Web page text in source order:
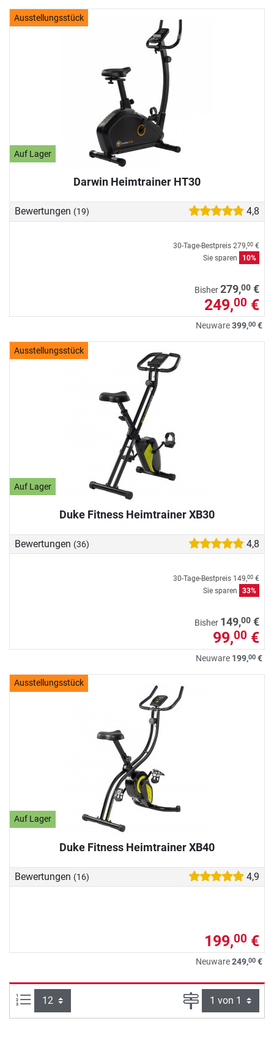
Ausstellungsstück
Auf Lager
Darwin Heimtrainer HT30
Bewertungen (19) 4,8
30-Tage-Bestpreis 279,00 €
Sie sparen
10%
Bisher279,00 €
249,00 €
Neuware399,00 €
Ausstellungsstück
Auf Lager
Duke Fitness Heimtrainer XB30
Bewertungen (36) 4,8
30-Tage-Bestpreis 149,00 €
Sie sparen
33%
Bisher 149,00 €
99,00 €
Neuware 199,00 €
Ausstellungsstück
Auf Lager
Duke Fitness Heimtrainer XB40
Bewertungen (16) 4,9
199,00 €
Neuware249,00 €
Artikel pro Seite: Seite